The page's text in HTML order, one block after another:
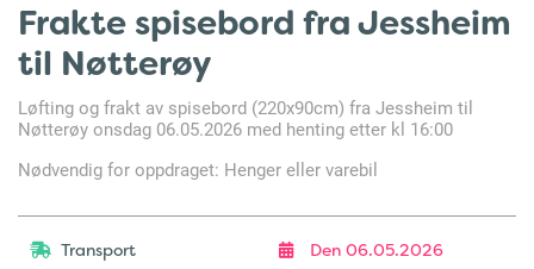
Frakte spisebord fra Jessheim
til Nøtterøy
Løfting og frakt av spisebord (220x90cm) fra Jessheim til
Nøtterøy onsdag 06.05.2026 med henting etter kl 16:00
Nødvendig for oppdraget: Henger eller varebil
Transport Den 06.05.2026